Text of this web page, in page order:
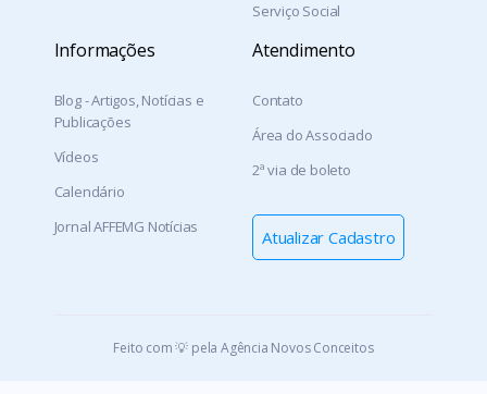
Serviço Social
Informações
Blog - Artigos, Notícias e
Publicações
Vídeos
Calendário
Jornal AFFEMG Notícias
Atendimento
Contato
Área do Associado
2ª via de boleto
Atualizar Cadastro
Feito com 💡 pela Agência Novos Conceitos